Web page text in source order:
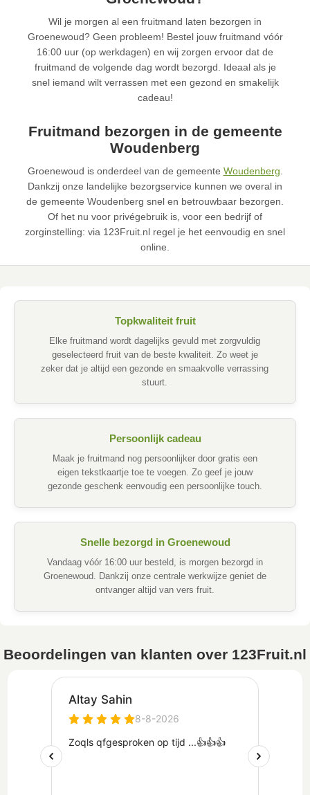
Wil je morgen al een fruitmand laten bezorgen in
Groenewoud? Geen probleem! Bestel jouw fruitmand vóór
16:00 uur (op werkdagen) en wij zorgen ervoor dat de
fruitmand de volgende dag wordt bezorgd. Ideaal als je
snel iemand wilt verrassen met een gezond en smakelijk
cadeau!
Fruitmand bezorgen in de gemeente
Woudenberg
Groenewoud is onderdeel van de gemeente Woudenberg.
Dankzij onze landelijke bezorgservice kunnen we overal in
de gemeente Woudenberg snel en betrouwbaar bezorgen.
Of het nu voor privégebruik is, voor een bedrijf of
zorginstelling: via 123Fruit.nl regel je het eenvoudig en snel
online.
Topkwaliteit fruit
Elke fruitmand wordt dagelijks gevuld met zorgvuldig
geselecteerd fruit van de beste kwaliteit. Zo weet je
zeker dat je altijd een gezonde en smaakvolle verrassing
stuurt.
Persoonlijk cadeau
Maak je fruitmand nog persoonlijker door gratis een
eigen tekstkaartje toe te voegen. Zo geef je jouw
gezonde geschenk eenvoudig een persoonlijke touch.
Snelle bezorgd in Groenewoud
Vandaag vóór 16:00 uur besteld, is morgen bezorgd in
Groenewoud. Dankzij onze centrale werkwijze geniet de
ontvanger altijd van vers fruit.
Beoordelingen van klanten over 123Fruit.nl